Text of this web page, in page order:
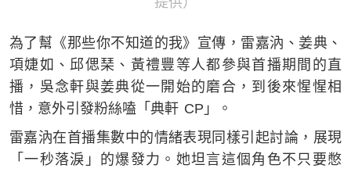
為了幫《那些你不知道的我》宣傳，雷嘉汭、姜典、
項婕如、邱偲琹、黃禮豐等人都參與首播期間的直
播，吳念軒與姜典從一開始的磨合，到後來惺惺相
惜，意外引發粉絲嗑「典軒 CP」。
雷嘉汭在首播集數中的情緒表現同樣引起討論，展現
「一秒落淚」的爆發力。她坦言這個角色不只要憋